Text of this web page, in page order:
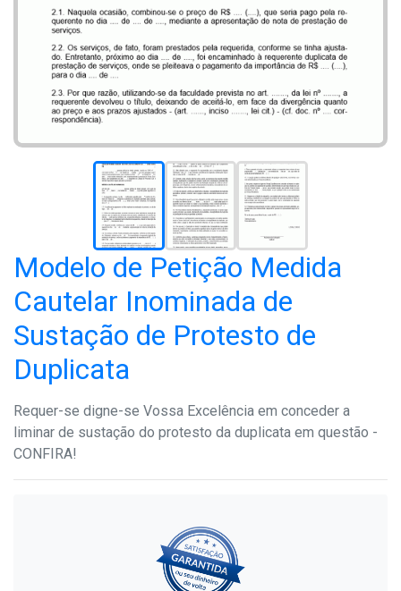
Modelo de Petição Medida
Cautelar Inominada de
Sustação de Protesto de
Duplicata
Requer-se digne-se Vossa Excelência em conceder a
liminar de sustação do protesto da duplicata em questão -
CONFIRA!